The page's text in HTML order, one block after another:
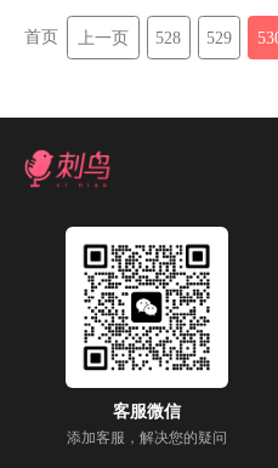
首页 上一页 528 529
客服微信
添加客服，解决您的疑问